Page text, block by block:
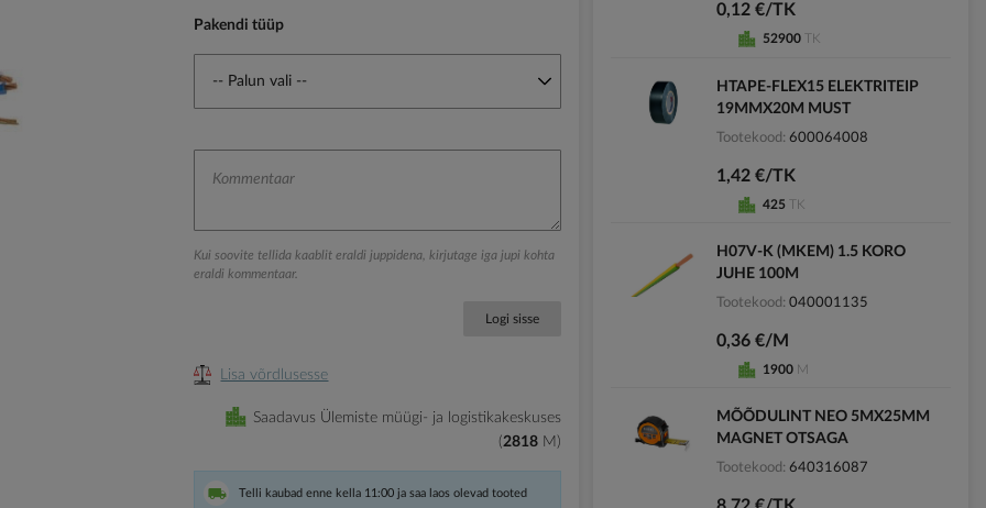
Pakendi tüüp
Kui soovite tellida kaablit eraldi juppidena, kirjutage iga jupi kohta
eraldi kommentaar.
Logi sisse
Lisa võrdlusesse
Saadavus Ülemiste müügi- ja logistikakeskuses
2818 M
Telli kaubad enne kella 11:00 ja saa laos olevad tooted
0,12 €/TK
52900 TK
HTAPE-FLEX15 ELEKTRITEIP
19MMX20M MUST
Tootekood 600064008
1,42 €/TK
425 TK
H07V-K (MKEM) 1.5 KORO
JUHE 100M
Tootekood 040001135
0,36 €/M
1900 M
MÕÕDULINT NEO 5MX25MM
MAGNET OTSAGA
Tootekood 640316087